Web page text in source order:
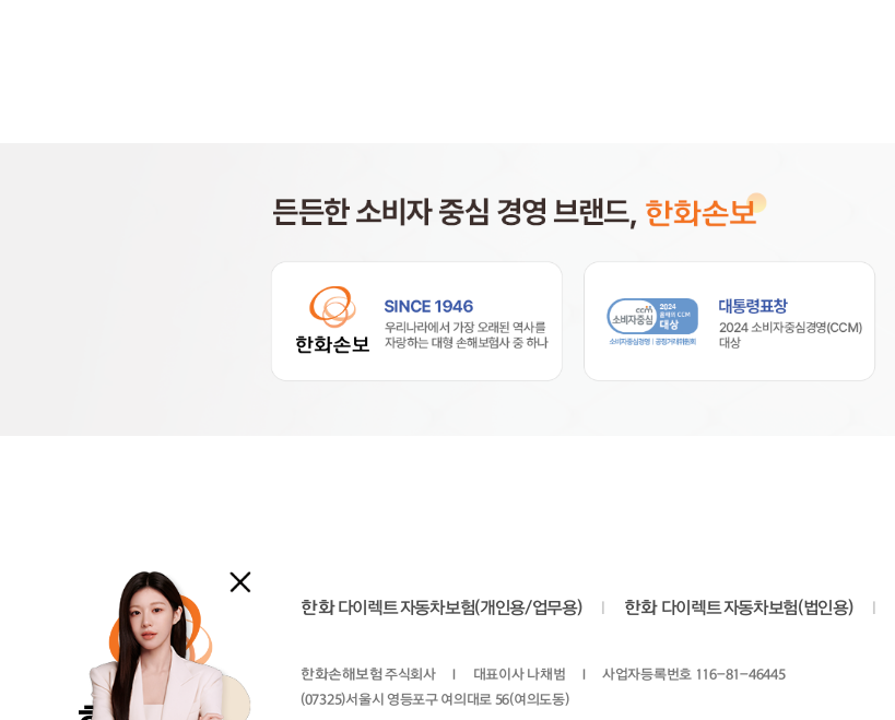
한화다이렉트 자동차보험(개인용/업무용) I 한화 다이렉트 자동차보험(법인용) I
한화손해보험주식회사 I 대표이사 나채범 I
사업자등록번호 116-81-46445
(07325)서울시 영등포구 여의대로 56(여의도동)